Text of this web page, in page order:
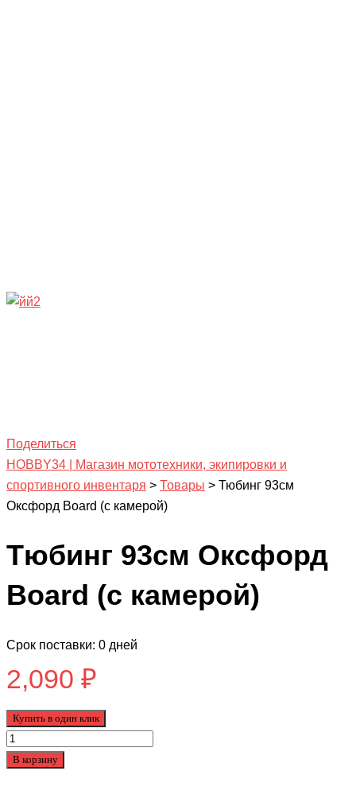
Поделиться
HOBBY34 | Магазин мототехники, экипировки и
спортивного инвентаря > Товары > Тюбинг 93см
Оксфорд Board (с камерой)
Тюбинг 93см Оксфорд
Board (с камерой)
Срок поставки: 0 дней
2,090 ₽
Купить в один клик
Количество
товара
В корзину